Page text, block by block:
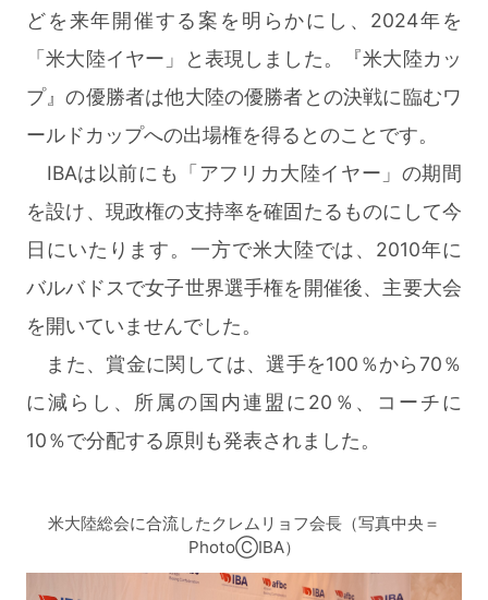
どを来年開催する案を明らかにし、2024年を
「米大陸イヤー」と表現しました。『米大陸カッ
プ』の優勝者は他大陸の優勝者との決戦に臨むワ
ールドカップへの出場権を得るとのことです。
IBAは以前にも「アフリカ大陸イヤー」の期間
を設け、現政権の支持率を確固たるものにして今
日にいたります。一方で米大陸では、2010年に
バルバドスで女子世界選手権を開催後、主要大会
を開いていませんでした。
また、賞金に関しては、選手を100％から70％
に減らし、所属の国内連盟に20％、コーチに
10％で分配する原則も発表されました。
米大陸総会に合流したクレムリョフ会長（写真中央＝
PhotoⒸIBA）